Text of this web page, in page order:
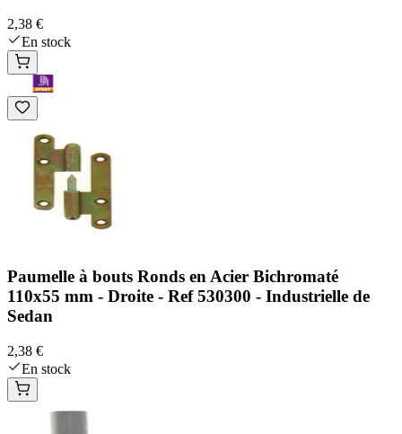
2,38 €
En stock
Paumelle à bouts Ronds en Acier Bichromaté
110x55 mm - Droite - Ref 530300 - Industrielle de
Sedan
2,38 €
En stock